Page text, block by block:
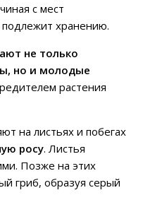
с мест
хранению.
не только
но и молодые
растения
на листьях и побегах
росу. Листья
Позже на этих
гриб, образуя серый